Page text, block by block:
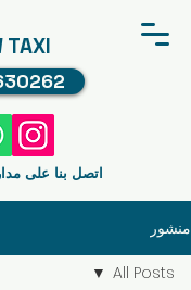
TAXI
اتصل بنا على مدار 24
منشور
All Posts